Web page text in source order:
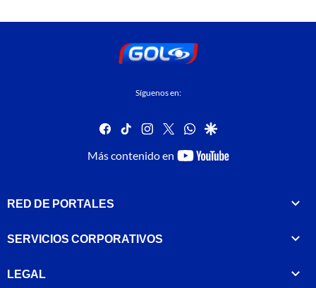
Síguenos en:
facebook
tiktok instagram
twitterwhatsapp
google
Más contenido en
youtube-
RED DE PORTALES
SERVICIOS CORPORATIVOS
LEGAL